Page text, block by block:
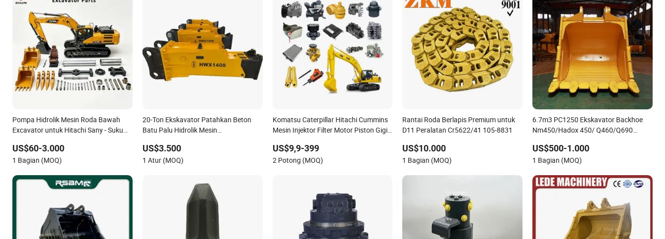
Pompa Hidrolik Mesin Roda Bawah
Excavator untuk Hitachi Sany - Suku
US$60-3.000
1 Bagian (MOQ)
20-Ton Ekskavator Patahkan Beton
Batu Palu Hidrolik Mesin
US$3.500
1 Atur (MOQ)
Komatsu Caterpillar Hitachi Cummins
Mesin Injektor Filter Motor Piston Gigi
Crawler Idler Bantalan Pin Bushing
Bagian Ekskavator
US$9,9-399
2 Potong (MOQ)
Rantai Roda Berlapis Premium untuk
D11 Peralatan Cr5622/41 105-8831
US$10.000
1 Bagian (MOQ)
6.7m3 PC1250 Ekskavator Backhoe
Nm450/Hadox 450/ Q460/Q690
US$500-1.000
1 Bagian (MOQ)